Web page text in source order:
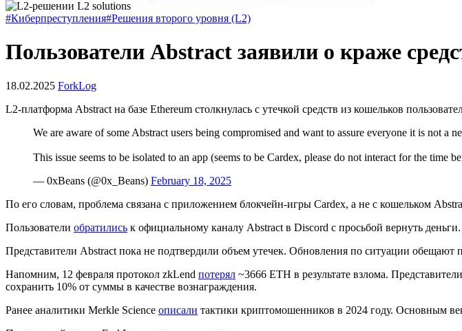
#Киберпреступления#Решения второго уровня (L2)
Пользователи Abstract заявили о краже
18.02.2025 ForkLog
L2-платформа Abstract на базе Ethereum столкнулась с утечкой средств из кошельков
We are aware of some Abstract users being compromised and want to assure everyone it is not
This issue seems to be isolated to an app (seems to be Cardex, please do not interact for the time
— 0xBeans (@0x_Beans) February 18, 2025
По его словам, проблема связана с приложением блокчейн-игры Cardex, а не с кошельком
Пользователи обратились к официальному каналу Abstract в Discord с просьбой вернуть
Представители Abstract пока не подтвердили объем утечек. Обновления по ситуации обещают
Напомним, 12 февраля протокол zkLend потерял ~3666 ETH в результате взлома.
сохранить 10% от суммы в качестве вознаграждения.
Ранее аналитики Merkle Science описали тактики криптомошенников в 2024 году. Основным